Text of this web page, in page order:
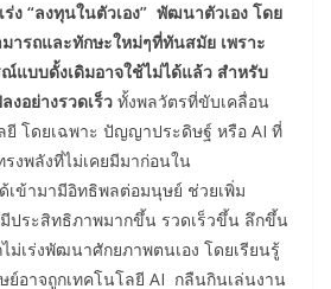
“ลงทุนในตัวเอง” พัฒนาตัวเอง โดย
ารถและทักษะใหม่ๆที่ทันสมัย เพราะ
แบบดั้งเดิมอาจใช้ไม่ได้แล้ว สำหรับ
งอย่างรวดเร็ว ทั้งพลวัตรที่ขับเคลื่อน
ยี โดยเฉพาะ ปัญญาประดิษฐ์ หรือ AI ที่
รงพลังที่ไม่เคยมีมาก่อนใน
เข้ามามีอิทธิพลต่อมนุษย์ ช่วยเพิ่ม
ประสิทธิภาพมากขึ้น รวดเร็วขึ้น ลึกขึ้น
เร่งพัฒนาศักยภาพตนเอง โดยเรียนรู้
ย์อาจถูกเทคโนโลยี AI กลืนกินเล่นงาน